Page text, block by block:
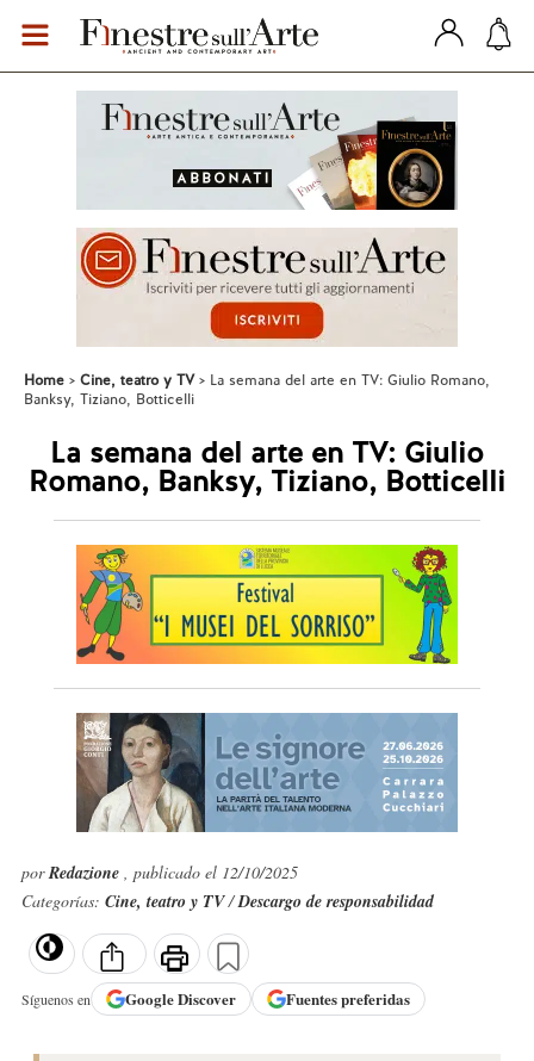
Home Cine, teatro y TV
La semana del arte en TV: Giulio Romano,
Banksy, Tiziano, Botticelli
La semana del arte en TV: Giulio
Romano, Banksy, Tiziano, Botticelli
porRedazione , publicado el 12/10/2025
Categorías: Cine, teatro y TV/Descargo de responsabilidad
Síguenos en GoogleDiscover Fuentes preferidas